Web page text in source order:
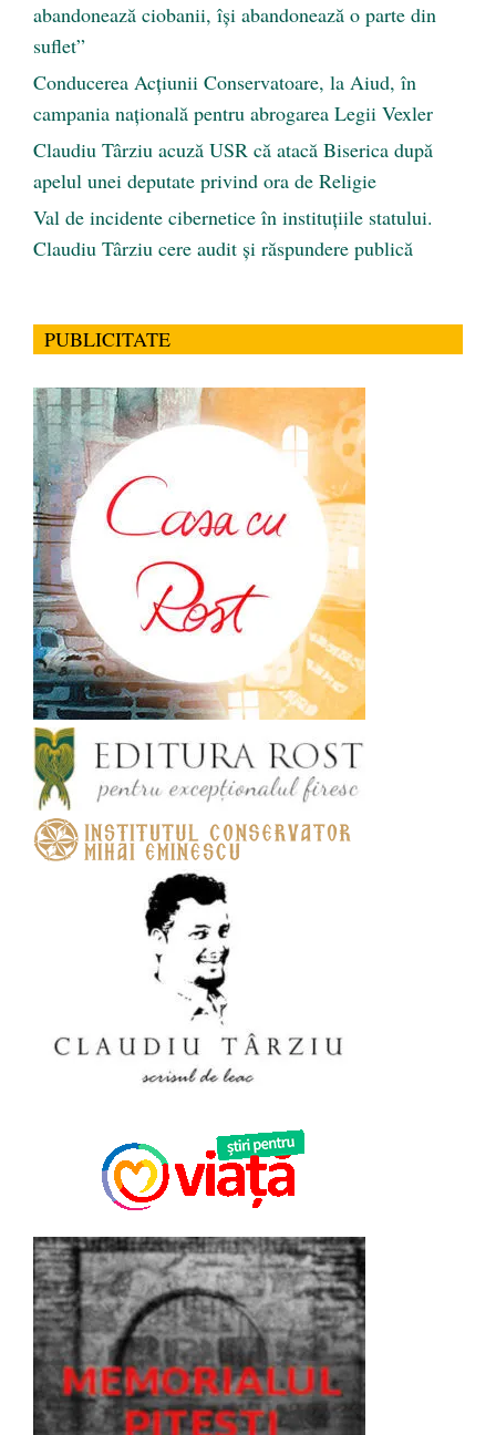
abandonează ciobanii, își abandonează o parte din
suflet”
Conducerea Acțiunii Conservatoare, la Aiud, în
campania națională pentru abrogarea Legii Vexler
Claudiu Târziu acuză USR că atacă Biserica după
apelul unei deputate privind ora de Religie
Val de incidente cibernetice în instituțiile statului.
Claudiu Târziu cere audit și răspundere publică
PUBLICITATE